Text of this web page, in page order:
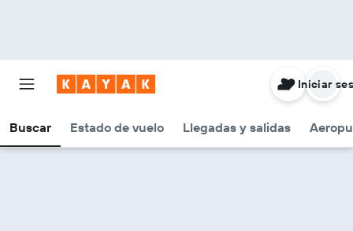
Buscar Estado de vuelo Llegadas y salidas
Iniciar